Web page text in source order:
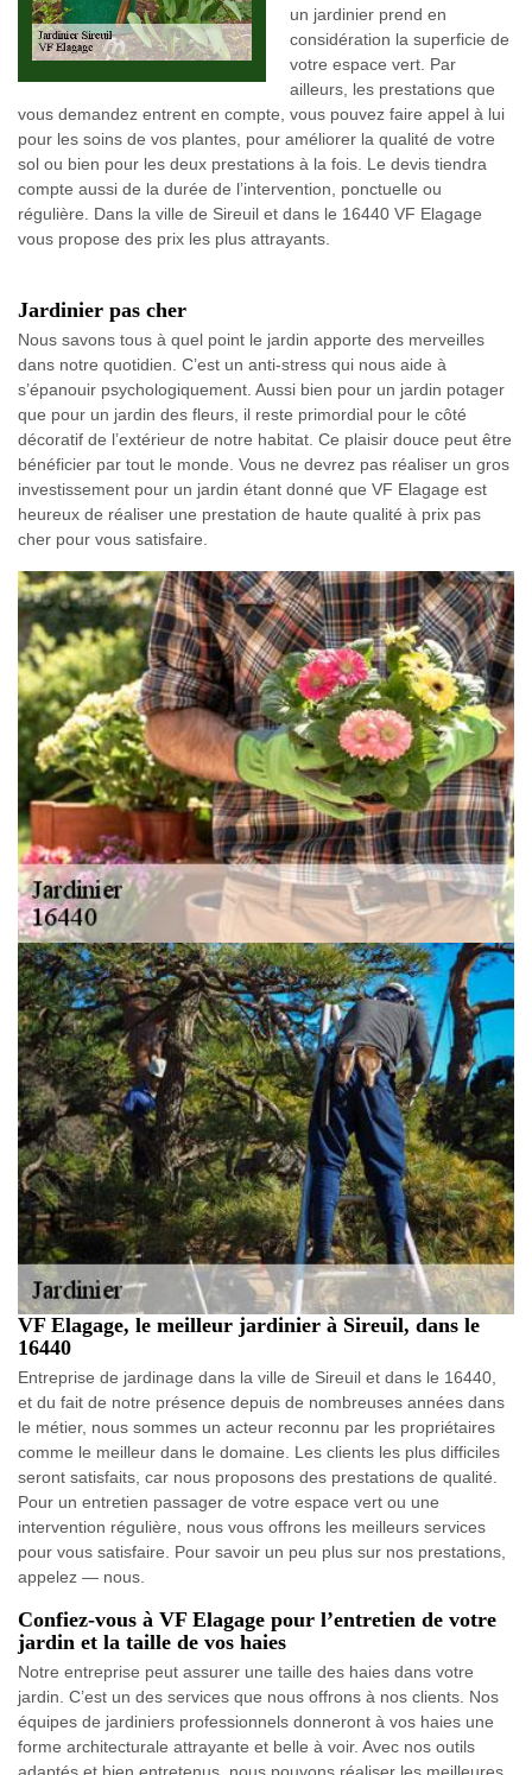
un jardinier prend en
considération la superficie de
votre espace vert. Par
ailleurs, les prestations que
vous demandez entrent en compte, vous pouvez faire appel à lui
pour les soins de vos plantes, pour améliorer la qualité de votre
sol ou bien pour les deux prestations à la fois. Le devis tiendra
compte aussi de la durée de l’intervention, ponctuelle ou
régulière. Dans la ville de Sireuil et dans le 16440 VF Elagage
vous propose des prix les plus attrayants.
Jardinier pas cher
Nous savons tous à quel point le jardin apporte des merveilles
dans notre quotidien. C’est un anti-stress qui nous aide à
s’épanouir psychologiquement. Aussi bien pour un jardin potager
que pour un jardin des fleurs, il reste primordial pour le côté
décoratif de l’extérieur de notre habitat. Ce plaisir douce peut être
bénéficier par tout le monde. Vous ne devrez pas réaliser un gros
investissement pour un jardin étant donné que VF Elagage est
heureux de réaliser une prestation de haute qualité à prix pas
cher pour vous satisfaire.
VF Elagage, le meilleur jardinier à Sireuil, dans le
16440
Entreprise de jardinage dans la ville de Sireuil et dans le 16440,
et du fait de notre présence depuis de nombreuses années dans
le métier, nous sommes un acteur reconnu par les propriétaires
comme le meilleur dans le domaine. Les clients les plus difficiles
seront satisfaits, car nous proposons des prestations de qualité.
Pour un entretien passager de votre espace vert ou une
intervention régulière, nous vous offrons les meilleurs services
pour vous satisfaire. Pour savoir un peu plus sur nos prestations,
appelez — nous.
Confiez-vous à VF Elagage pour l’entretien de votre
jardin et la taille de vos haies
Notre entreprise peut assurer une taille des haies dans votre
jardin. C’est un des services que nous offrons à nos clients. Nos
équipes de jardiniers professionnels donneront à vos haies une
forme architecturale attrayante et belle à voir. Avec nos outils